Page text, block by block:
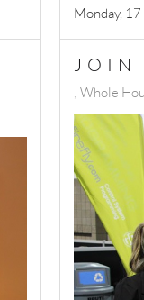
Monday,
JOIN
Whole